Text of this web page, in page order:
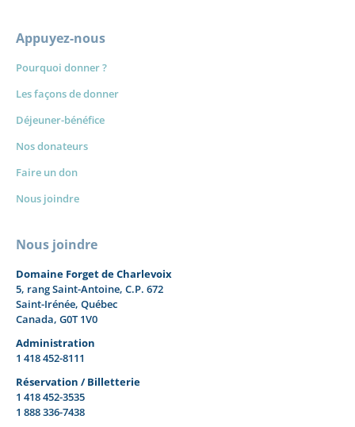
Nous joindre
Domaine Forget de Charlevoix
5, rang Saint-Antoine, C.P. 672
Saint-Irénée, Québec
Canada, G0T 1V0
Administration
1 418 452-8111
Réservation / Billetterie
1 418 452-3535
1 888 336-7438
Appuyez-nous
Pourquoi donner ?
Les façons de donner
Déjeuner-bénéfice
Nos donateurs
Faire un don
Nous joindre